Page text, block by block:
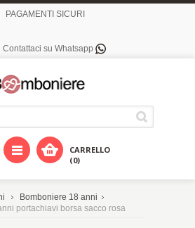
PAGAMENTI SICURI
Contattaci su Whatsapp
CARRELLO
(0)
Bomboniere 18 anni
portachiavi borsa sacco rosa